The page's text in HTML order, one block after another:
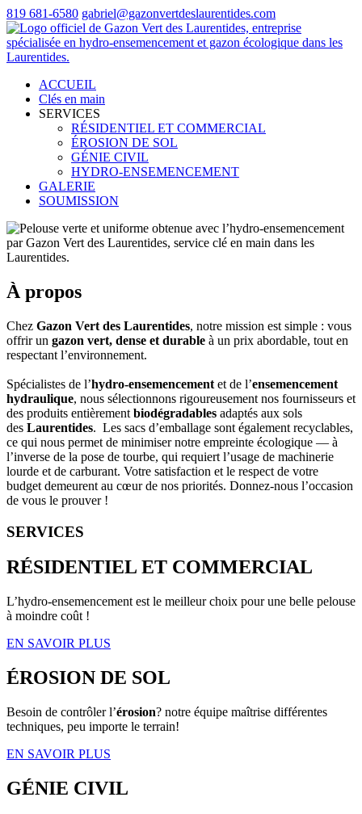
819 681-6580 gabriel@gazonvertdeslaurentides.com
ACCUEIL
Clés en main
SERVICES
RÉSIDENTIEL ET COMMERCIAL
ÉROSION DE SOL
GÉNIE CIVIL
HYDRO-ENSEMENCEMENT
GALERIE
SOUMISSION
À propos
Chez Gazon Vert des Laurentides, notre mission est simple : vous
offrir un gazon vert, dense et durable à un prix abordable, tout en
respectant l’environnement.
Spécialistes de l’hydro-ensemencement et de l’ensemencement
hydraulique, nous sélectionnons rigoureusement nos fournisseurs et
des produits entièrement biodégradables adaptés aux sols
des Laurentides. Les sacs d’emballage sont également recyclables,
ce qui nous permet de minimiser notre empreinte écologique — à
l’inverse de la pose de tourbe, qui requiert l’usage de machinerie
lourde et de carburant. Votre satisfaction et le respect de votre
budget demeurent au cœur de nos priorités. Donnez-nous l’occasion
de vous le prouver !
SERVICES
RÉSIDENTIEL ET COMMERCIAL
L’hydro-ensemencement est le meilleur choix pour une belle pelouse
à moindre coût !
EN SAVOIR PLUS
ÉROSION DE SOL
Besoin de contrôler l’érosion? notre équipe maîtrise différentes
techniques, peu importe le terrain!
EN SAVOIR PLUS
GÉNIE CIVIL